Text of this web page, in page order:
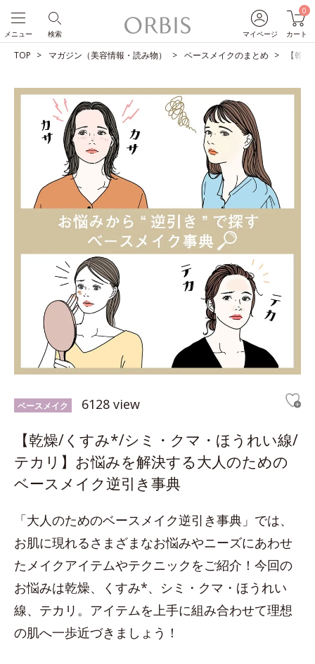
マイページ
0
カート
検索
メニュー
TOP マガジン（美容情報・読み物） ベースメイクのまとめ 【乾
ベースメイク 6128 view
【乾燥/くすみ*/シミ・クマ・ほうれい線/
テカリ】お悩みを解決する大人のための
ベースメイク逆引き事典
「大人のためのベースメイク逆引き事典」では、
お肌に現れるさまざまなお悩みやニーズにあわせ
たメイクアイテムやテクニックをご紹介！今回の
お悩みは乾燥、くすみ*、シミ・クマ・ほうれい
線、テカリ。アイテムを上手に組み合わせて理想
の肌へ一歩近づきましょう！